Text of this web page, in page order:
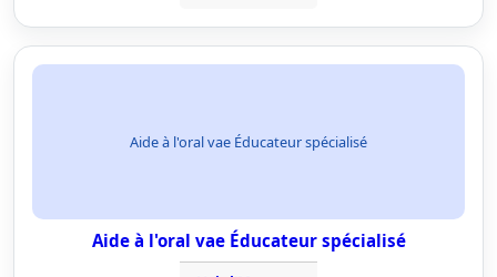
Aide à l'oral vae Éducateur spécialisé
Aide à l'oral vae Éducateur spécialisé